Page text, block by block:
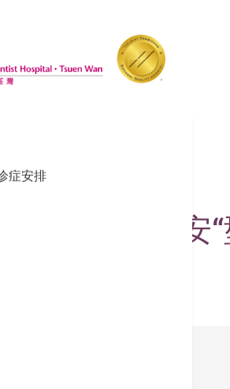
Chef 港
症安排